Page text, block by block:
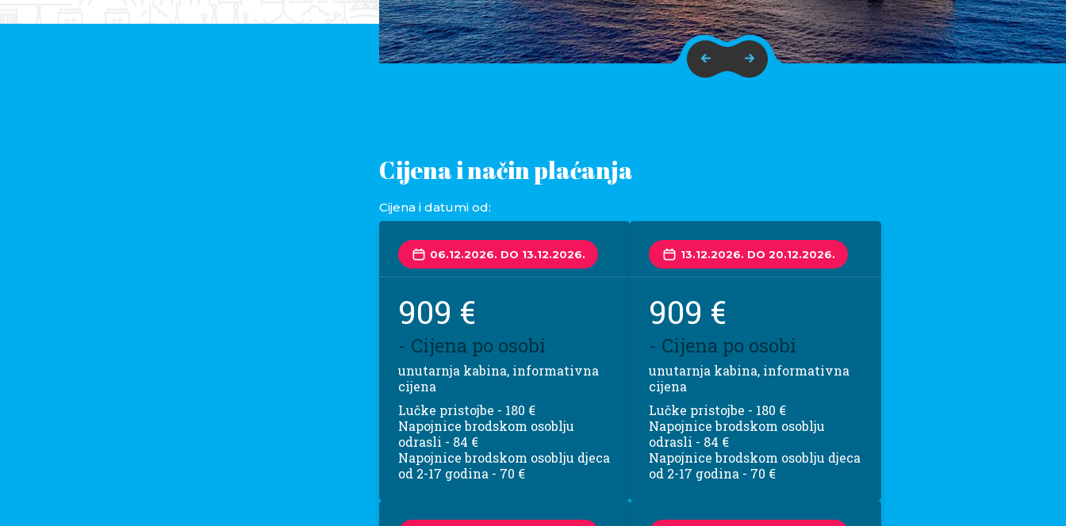
Cijena i način plaćanja
Cijena i datumi od:
06.12.2026. DO 13.12.2026.
909 €
- Cijena po osobi
unutarnja kabina, informativna
cijena
Lučke pristojbe - 180 €
Napojnice brodskom osoblju
odrasli - 84 €
Napojnice brodskom osoblju djeca
od 2-17 godina - 70 €
13.12.2026. DO 20.12.2026.
909 €
- Cijena po osobi
unutarnja kabina, informativna
cijena
Lučke pristojbe - 180 €
Napojnice brodskom osoblju
odrasli - 84 €
Napojnice brodskom osoblju djeca
od 2-17 godina - 70 €